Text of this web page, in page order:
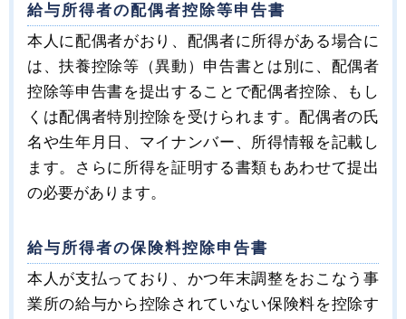
給与所得者の配偶者控除等申告書
本人に配偶者がおり、配偶者に所得がある場合に
は、扶養控除等（異動）申告書とは別に、配偶者
控除等申告書を提出することで配偶者控除、もし
くは配偶者特別控除を受けられます。配偶者の氏
名や生年月日、マイナンバー、所得情報を記載し
ます。さらに所得を証明する書類もあわせて提出
の必要があります。
給与所得者の保険料控除申告書
本人が支払っており、かつ年末調整をおこなう事
業所の給与から控除されていない保険料を控除す